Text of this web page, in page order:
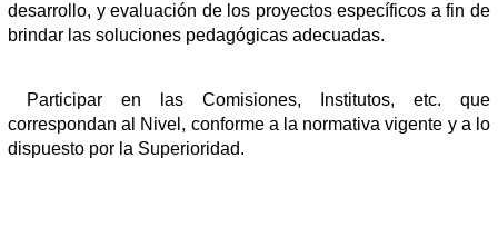
desarrollo, y evaluación de los proyectos específicos a fin de
brindar las soluciones pedagógicas adecuadas.
Participar en las Comisiones, Institutos, etc. que
correspondan al Nivel, conforme a la normativa vigente y a lo
dispuesto por la Superioridad.